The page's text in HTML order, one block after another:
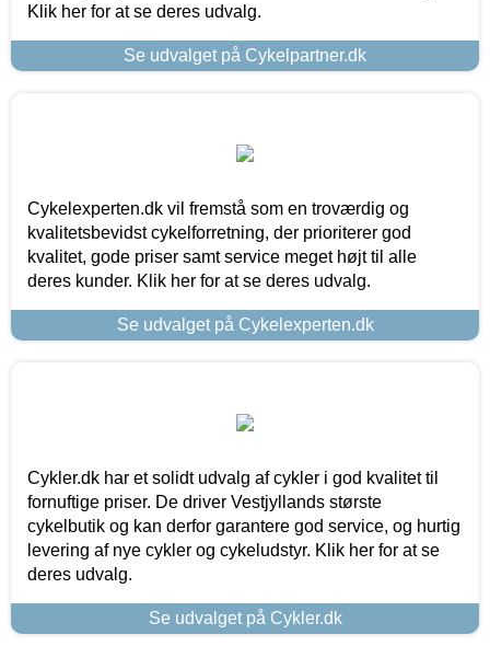
Klik her for at se deres udvalg.
Se udvalget på Cykelpartner.dk
Cykelexperten.dk vil fremstå som en troværdig og
kvalitetsbevidst cykelforretning, der prioriterer god
kvalitet, gode priser samt service meget højt til alle
deres kunder. Klik her for at se deres udvalg.
Se udvalget på Cykelexperten.dk
Cykler.dk har et solidt udvalg af cykler i god kvalitet til
fornuftige priser. De driver Vestjyllands største
cykelbutik og kan derfor garantere god service, og hurtig
levering af nye cykler og cykeludstyr. Klik her for at se
deres udvalg.
Se udvalget på Cykler.dk